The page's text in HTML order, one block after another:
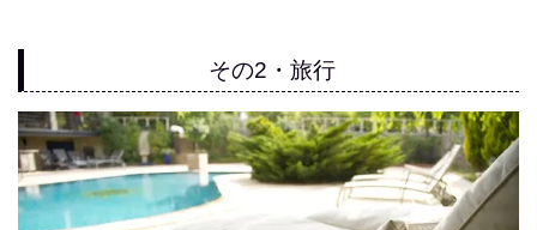
その2・旅行